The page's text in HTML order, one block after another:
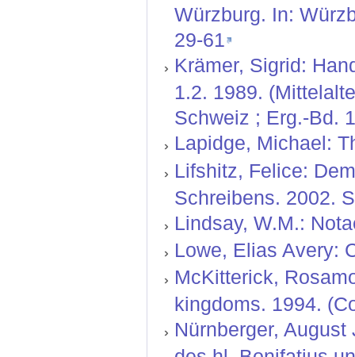
Würzburg. In:
29-61
Krämer, Sigrid:
1.2. 1989.
Schweiz ; Erg.-Bd.
Lapidge, Michael:
Lifshitz, Felice:
Schreibens. 2002.
Lindsay, W.M.:
Lowe, Elias Avery:
McKitterick,
kingdoms. 1994.
Nürnberger,